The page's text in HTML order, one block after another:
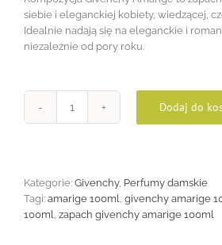
siebie i eleganckiej kobiety, wiedzącej,
Idealnie nadają się na eleganckie i
niezależnie od pory roku.
ilość
100ml
Dodaj do
Kategorie: Givenchy, Perfumy damskie
Tagi: amarige 100ml, givenchy amarige
100ml, zapach givenchy amarige 100ml